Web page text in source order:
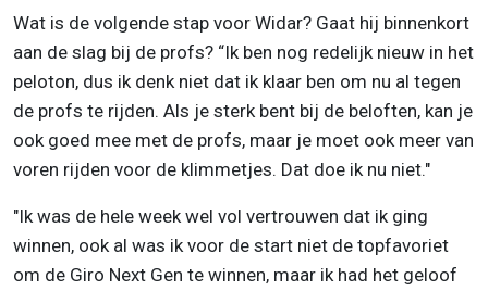
Wat is de volgende stap voor Widar? Gaat hij binnenkort
aan de slag bij de profs? “Ik ben nog redelijk nieuw in het
peloton, dus ik denk niet dat ik klaar ben om nu al tegen
de profs te rijden. Als je sterk bent bij de beloften, kan je
ook goed mee met de profs, maar je moet ook meer van
voren rijden voor de klimmetjes. Dat doe ik nu niet."
"Ik was de hele week wel vol vertrouwen dat ik ging
winnen, ook al was ik voor de start niet de topfavoriet
om de Giro Next Gen te winnen, maar ik had het geloof